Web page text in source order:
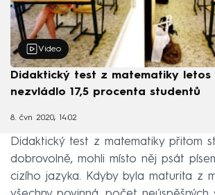
Video
Didaktický test z matematiky letos
nezvládlo 17,5 procenta studentů
8. čvn 2020, 14:02
Didaktický test z matematiky přitom
dobrovolně, mohli místo něj psát
cizího jazyka. Kdyby byla maturita z